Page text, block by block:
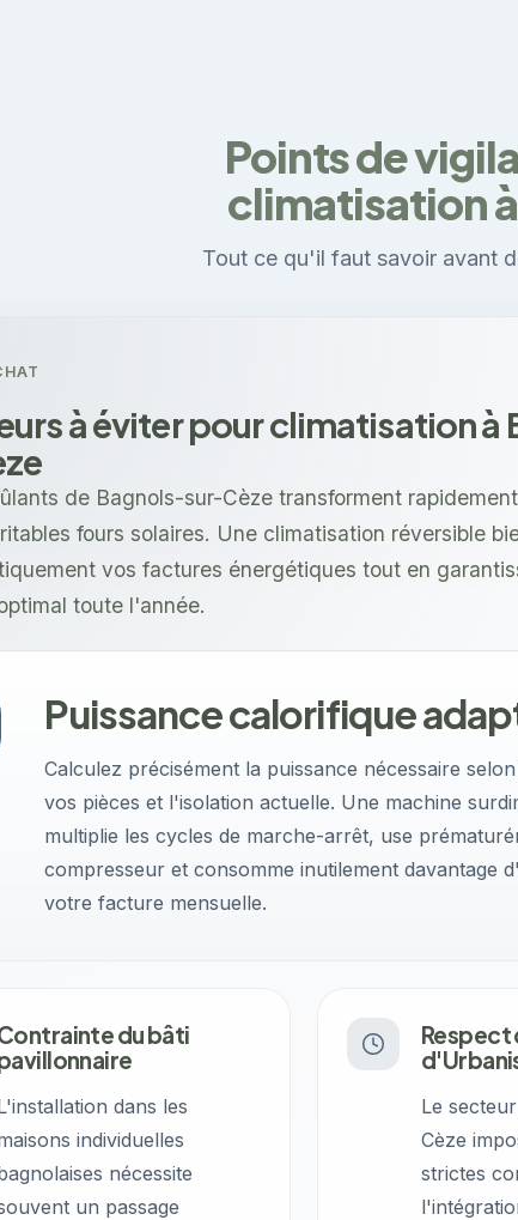
Points de
climatisation
Tout ce qu'il faut savoir avant
à éviter pour climatisation à
de Bagnols-sur-Cèze transforment
fours solaires. Une climatisation réversible
vos factures énergétiques tout en
toute l'année.
Puissance calorifique
Calculez précisément la puissance nécessaire
vos pièces et l'isolation actuelle. Une machine
multiplie les cycles de marche-arrêt, use
compresseur et consomme inutilement davantage
votre facture mensuelle.
du bâti
dans les
individuelles
nécessite
un passage
Respect
Le
Cèze
strictes